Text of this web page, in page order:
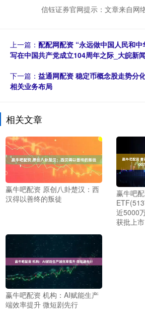
信钰证券官网提示：文章来自网
上一篇： 配配网配资 “永远做中国人民和
写在中国共产党成立104周年之际_大皖新
下一篇： 益通网配资 稳定币概念股走势分
相关业务布局
相关文章
赢牛吧配资 原创八卦楚汉：西
汉得以善终的叛徒
赢牛吧
近5000
获批上市
赢牛吧配资 机构：AI赋能生产
端效率提升 微短剧先行